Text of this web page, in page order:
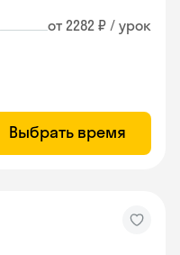
от 2282 ₽ / урок
Выбрать время